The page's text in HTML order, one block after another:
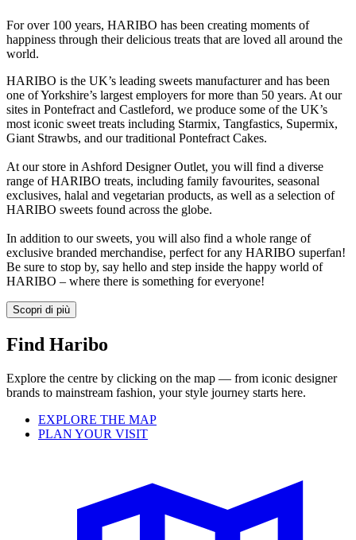
For over 100 years, HARIBO has been creating moments of
happiness through their delicious treats that are loved all around the
world.
HARIBO is the UK’s leading sweets manufacturer and has been
one of Yorkshire’s largest employers for more than 50 years. At our
sites in Pontefract and Castleford, we produce some of the UK’s
most iconic sweet treats including Starmix, Tangfastics, Supermix,
Giant Strawbs, and our traditional Pontefract Cakes.
At our store in Ashford Designer Outlet, you will find a diverse
range of HARIBO treats, including family favourites, seasonal
exclusives, halal and vegetarian products, as well as a selection of
HARIBO sweets found across the globe.
In addition to our sweets, you will also find a whole range of
exclusive branded merchandise, perfect for any HARIBO superfan!
Be sure to stop by, say hello and step inside the happy world of
HARIBO – where there is something for everyone!
Scopri di più
Find Haribo
Explore the centre by clicking on the map — from iconic designer
brands to mainstream fashion, your style journey starts here.
EXPLORE THE MAP
PLAN YOUR VISIT